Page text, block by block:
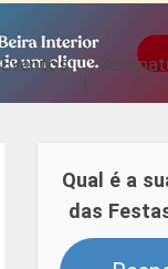
Eventos
Qual é a
das